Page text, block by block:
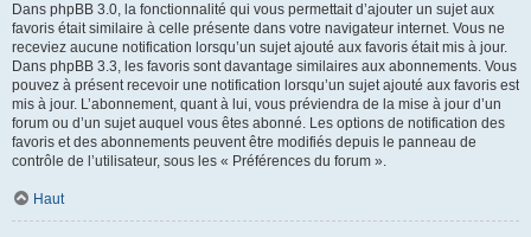
Dans phpBB 3.0, la fonctionnalité qui vous permettait d’ajouter un sujet aux
favoris était similaire à celle présente dans votre navigateur internet. Vous ne
receviez aucune notification lorsqu’un sujet ajouté aux favoris était mis à jour.
Dans phpBB 3.3, les favoris sont davantage similaires aux abonnements. Vous
pouvez à présent recevoir une notification lorsqu’un sujet ajouté aux favoris est
mis à jour. L’abonnement, quant à lui, vous préviendra de la mise à jour d’un
forum ou d’un sujet auquel vous êtes abonné. Les options de notification des
favoris et des abonnements peuvent être modifiés depuis le panneau de
contrôle de l’utilisateur, sous les « Préférences du forum ».
Haut